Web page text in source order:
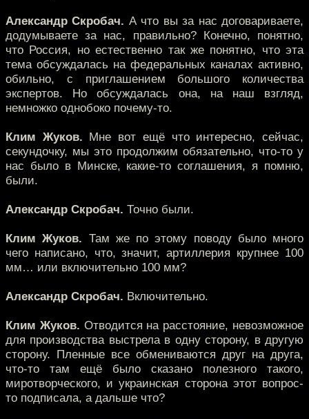
Александр Скробач. А что вы за нас договариваете,
додумываете за нас, правильно? Конечно, понятно,
что Россия, но естественно так же понятно, что эта
тема обсуждалась на федеральных каналах активно,
обильно, с приглашением большого количества
экспертов. Но обсуждалась она, на наш взгляд,
немножко однобоко почему-то.
Клим Жуков. Мне вот ещё что интересно, сейчас,
секундочку, мы это продолжим обязательно, что-то у
нас было в Минске, какие-то соглашения, я помню,
были.
Александр Скробач. Точно были.
Клим Жуков. Там же по этому поводу было много
чего написано, что, значит, артиллерия крупнее 100
мм… или включительно 100 мм?
Александр Скробач. Включительно.
Клим Жуков. Отводится на расстояние, невозможное
для производства выстрела в одну сторону, в другую
сторону. Пленные все обмениваются друг на друга,
что-то там ещё было сказано полезного такого,
миротворческого, и украинская сторона этот вопрос-
то подписала, а дальше что?